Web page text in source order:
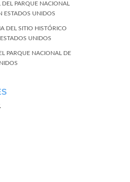
PARQUE NACIONAL
ESTADOS UNIDOS
DEL SITIO HISTÓRICO
UNIDOS
PARQUE NACIONAL DE